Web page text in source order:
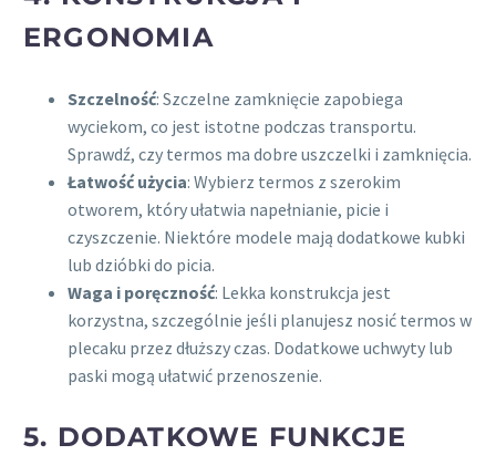
ERGONOMIA
Szczelność: Szczelne zamknięcie zapobiega
wyciekom, co jest istotne podczas transportu.
Sprawdź, czy termos ma dobre uszczelki i zamknięcia.
Łatwość użycia: Wybierz termos z szerokim
otworem, który ułatwia napełnianie, picie i
czyszczenie. Niektóre modele mają dodatkowe kubki
lub dzióbki do picia.
Waga i poręczność: Lekka konstrukcja jest
korzystna, szczególnie jeśli planujesz nosić termos w
plecaku przez dłuższy czas. Dodatkowe uchwyty lub
paski mogą ułatwić przenoszenie.
5. DODATKOWE FUNKCJE